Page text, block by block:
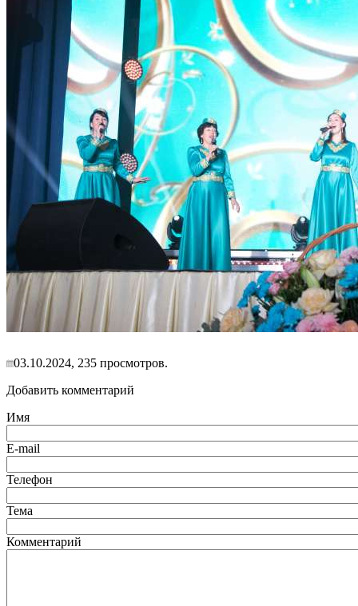
03.10.2024, 235 просмотров.
Добавить комментарий
Имя
E-mail
Телефон
Тема
Комментарий